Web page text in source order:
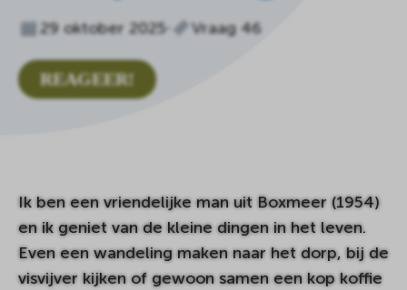
29 oktober 2025 Vraag 46
REAGEER!
Ik ben een vriendelijke man uit Boxmeer (1954)
en ik geniet van de kleine dingen in het leven.
Even een wandeling maken naar het dorp, bij de
visvijver kijken of gewoon samen een kop koffie